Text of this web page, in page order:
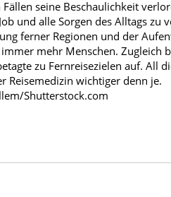
Fällen seine Beschaulichkeit
und alle Sorgen des Alltags zu
ferner Regionen und der
mehr Menschen. Zugleich
zu Fernreisezielen auf. All
Reisemedizin wichtiger denn je.
Shutterstock.com